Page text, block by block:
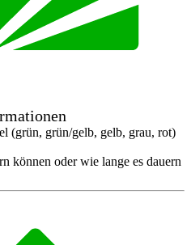
(grün, grün/gelb, gelb, grau, rot)
können oder wie lange es dauern